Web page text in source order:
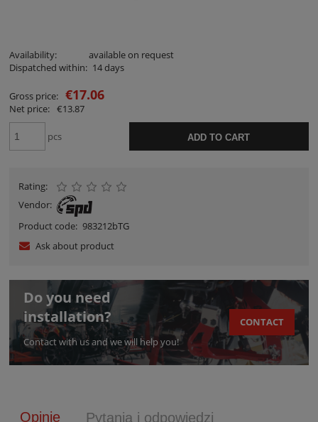
Availability:
available on request
Dispatched within: 14 days
Gross price: €17.06
Net price: €13.87
pcs ADD TO CART
Rating:
Vendor:
Product code: 983212bTG
Ask about product
Do you need
installation?
Contact with us and we will help you!
CONTACT
Opinie Pytania i odpowiedzi